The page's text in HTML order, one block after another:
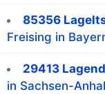
85356
Freising in
29413
in Sachsen-